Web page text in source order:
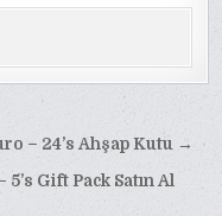
– 24’s Ahşap Kutu →
Gift Pack Satın Al